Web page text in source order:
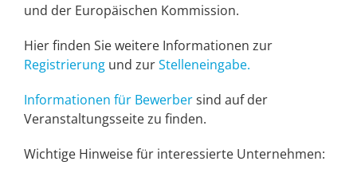
und der Europäischen Kommission.
Hier finden Sie weitere Informationen zur
Registrierung und zurStelleneingabe.
Informationen für Bewerbersind auf der
Veranstaltungsseite zu finden.
Wichtige Hinweise für interessierte Unternehmen: